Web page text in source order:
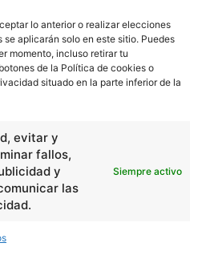
lo anterior o realizar elecciones
se aplicarán solo en este sitio. Puedes
momento, incluso retirar tu
de la Política de cookies o
situado en la parte inferior de la
evitar y
fallos,
y
las
Siempre activo